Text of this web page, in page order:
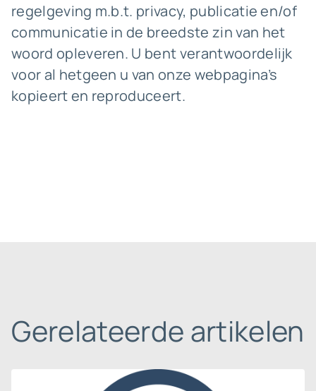
regelgeving m.b.t. privacy, publicatie en/of
communicatie in de breedste zin van het
woord opleveren. U bent verantwoordelijk
voor al hetgeen u van onze webpagina’s
kopieert en reproduceert.
Gerelateerde artikelen